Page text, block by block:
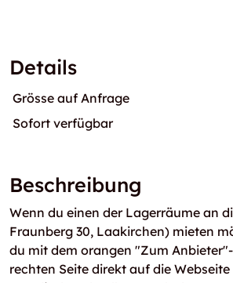
Details
Grösse auf Anfrage
Sofort verfügbar
Beschreibung
Wenn du einen der Lagerräume an
Fraunberg 30, Laakirchen) mieten
du mit dem orangen "Zum
rechten Seite direkt auf die Webseite